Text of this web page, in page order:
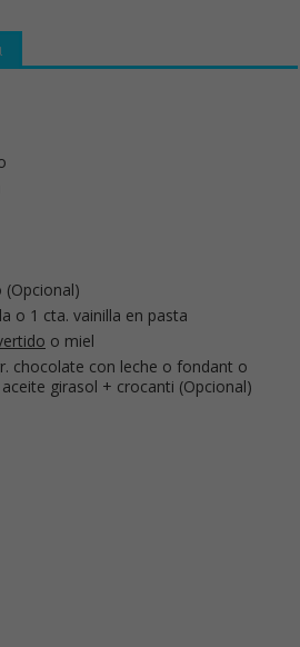
o 1 cta. vainilla en pasta
o miel
chocolate con leche o fondant o
girasol + crocanti (Opcional)